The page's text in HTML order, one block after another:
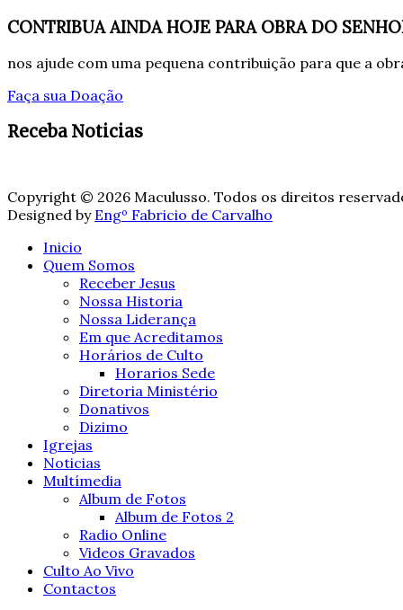
CONTRIBUA AINDA HOJE PARA OBRA DO
nos ajude com uma pequena contribuição para que a
Faça sua Doação
Receba Noticias
Copyright © 2026 Maculusso. Todos os direitos
Designed by Engº Fabricio de Carvalho
Inicio
Quem Somos
Receber Jesus
Nossa Historia
Nossa Liderança
Em que Acreditamos
Horários de Culto
Horarios Sede
Diretoria Ministério
Donativos
Dizimo
Igrejas
Noticias
Multímedia
Album de Fotos
Album de Fotos 2
Radio Online
Videos Gravados
Culto Ao Vivo
Contactos